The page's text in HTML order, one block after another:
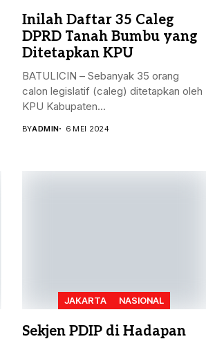
Inilah Daftar 35 Caleg
DPRD Tanah Bumbu yang
Ditetapkan KPU
BATULICIN – Sebanyak 35 orang
calon legislatif (caleg) ditetapkan oleh
KPU Kabupaten...
BYADMIN 6 MEI 2024
JAKARTA NASIONAL
Sekjen PDIP di Hadapan